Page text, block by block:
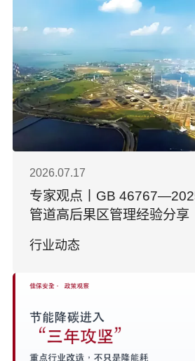
2026.07.17
专家观点丨GB
管道高后果区管理经验分享
行业动态